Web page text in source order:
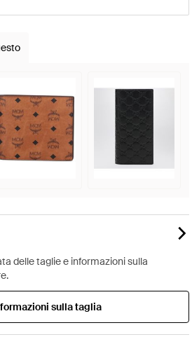
delle taglie e informazioni sulla
sulla taglia